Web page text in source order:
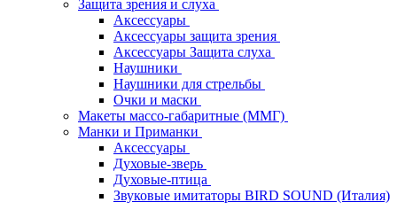
Защита зрения и слуха
Аксессуары
Аксессуары защита зрения
Аксессуары Защита слуха
Наушники
Наушники для стрельбы
Очки и маски
Макеты массо-габаритные (ММГ)
Манки и Приманки
Аксессуары
Духовые-зверь
Духовые-птица
Звуковые имитаторы BIRD SOUND (Италия)